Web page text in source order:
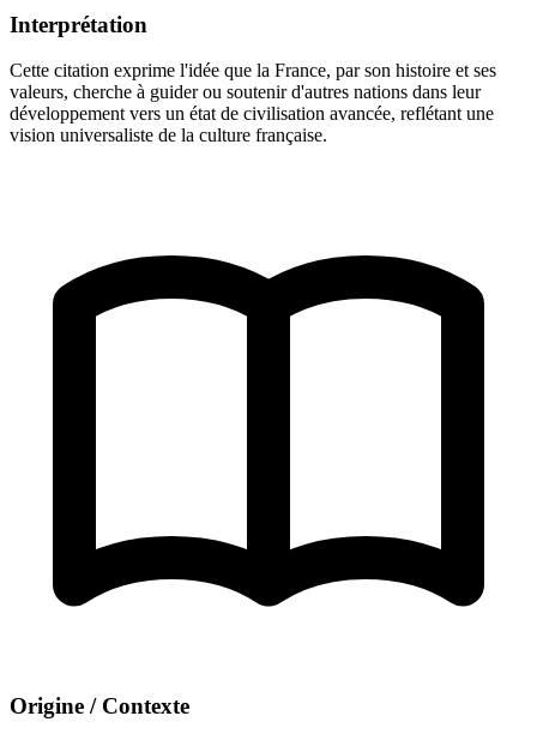
Interprétation
Cette citation exprime l'idée que la France, par son histoire et ses
valeurs, cherche à guider ou soutenir d'autres nations dans leur
développement vers un état de civilisation avancée, reflétant une
vision universaliste de la culture française.
Origine / Contexte